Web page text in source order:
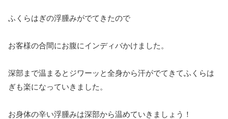
ふくらはぎの浮腫みがでてきたので
お客様の合間にお腹にインディバかけました。
深部まで温まるとジワーッと全身から汗がでてきてふくらは
ぎも楽になっていきました。
お身体の辛い浮腫みは深部から温めていきましょう！